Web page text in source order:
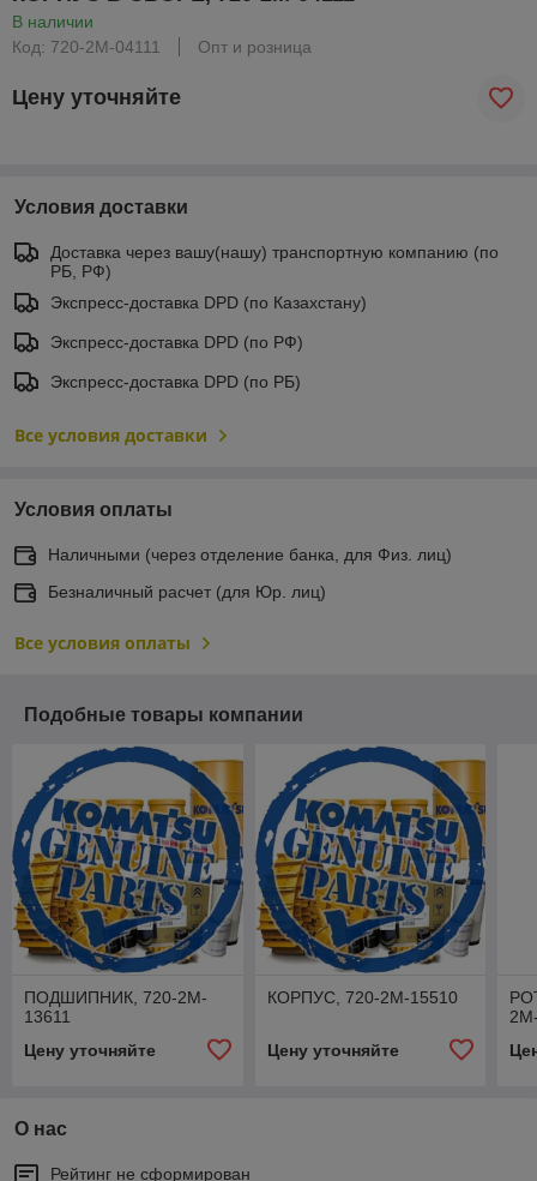
В наличии
Код: 720-2M-04111
Опт и розница
Цену уточняйте
Условия доставки
Доставка через вашу(нашу) транспортную компанию (по
РБ, РФ)
Экспресс-доставка DPD (по Казахстану)
Экспресс-доставка DPD (по РФ)
Экспресс-доставка DPD (по РБ)
Все условия доставки
Условия оплаты
Наличными (через отделение банка, для Физ. лиц)
Безналичный расчет (для Юр. лиц)
Все условия оплаты
Подобные товары компании
ПОДШИПНИК, 720-2M-
13611
Цену уточняйте
КОРПУС, 720-2M-15510
Цену уточняйте
О нас
Рейтинг не сформирован